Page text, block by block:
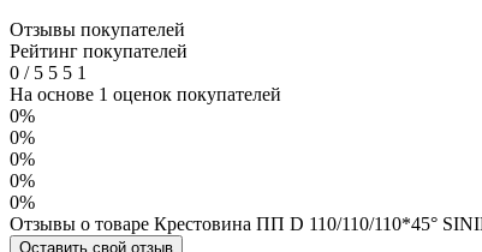
Отзывы покупателей
Рейтинг покупателей
0 /5 5 5 1
На основе 1 оценок покупателей
0%
0%
0%
0%
0%
Отзывы о товаре Крестовина ПП D 110/110/110*45°
Оставить свой отзыв